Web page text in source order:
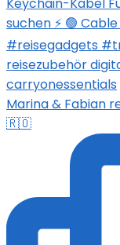
Marina & Fabian
🇷🇴